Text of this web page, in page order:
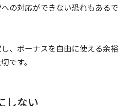
の対応ができない恐れもあるで
、ボーナスを自由に使える余裕
です。
しない